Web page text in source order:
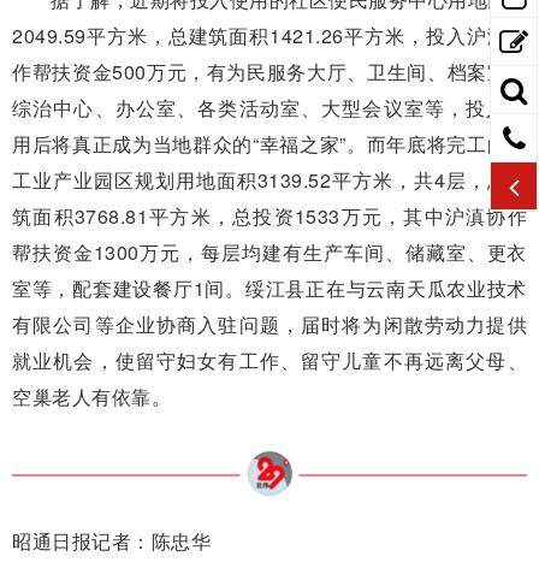
2049.59平方米，总建筑面积1421.26平方米，投入沪滇协
作帮扶资金500万元，有为民服务大厅、卫生间、档案室、
综治中心、办公室、各类活动室、大型会议室等，投入使
用后将真正成为当地群众的“幸福之家”。而年底将完工的轻
工业产业园区规划用地面积3139.52平方米，共4层，总建
筑面积3768.81平方米，总投资1533万元，其中沪滇协作
帮扶资金1300万元，每层均建有生产车间、储藏室、更衣
室等，配套建设餐厅1间。绥江县正在与云南天瓜农业技术
有限公司等企业协商入驻问题，届时将为闲散劳动力提供
就业机会，使留守妇女有工作、留守儿童不再远离父母、
空巢老人有依靠。
昭通日报记者：陈忠华